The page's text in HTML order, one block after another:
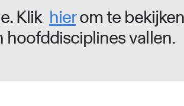
Klik hierom te
hoofddisciplines vallen.